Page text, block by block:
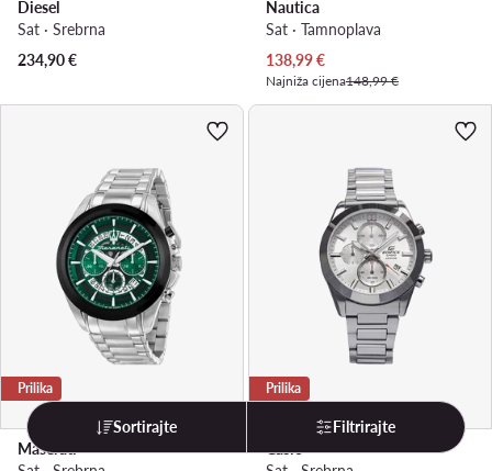
Diesel
Sat · Srebrna
234,90€
Nautica
Sat · Tamnoplava
Trenutna cijena
138,99€
Najniža cijena148,99 €
Prilika
Maserati
Prilika
Casio
Sortirajte Filtrirajte